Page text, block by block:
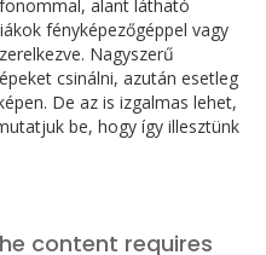
alant látható
fényképezőgéppel vagy
Nagyszerű
csinálni, azután esetleg
De az is izgalmas lehet,
be, hogy így illesztünk